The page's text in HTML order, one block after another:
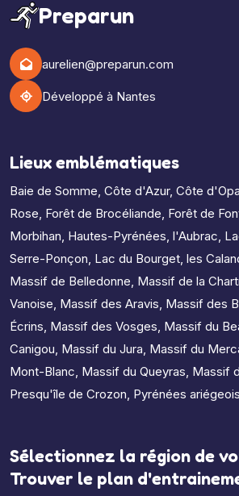
Preparun
aurelien@preparun.com
Développé à Nantes
Lieux emblématiques
Baie de Somme, Côte d'Azur, Côte
Rose, Forêt de Brocéliande, Forêt de
Morbihan, Hautes-Pyrénées, l'Aubrac,
Serre-Ponçon, Lac du Bourget, les
Massif de Belledonne, Massif de la
Vanoise, Massif des Aravis, Massif des
Écrins, Massif des Vosges, Massif du
Canigou, Massif du Jura, Massif du
Mont-Blanc, Massif du Queyras, Massif
Presqu'île de Crozon, Pyrénées
Sélectionnez la région de
Trouver le plan